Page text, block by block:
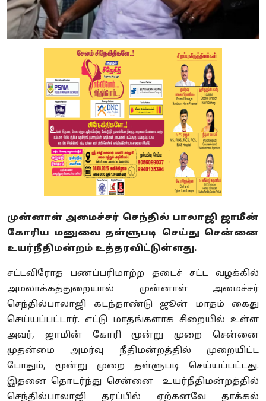
முன்னாள் அமைச்சர் செந்தில் பாலாஜி ஜாமீன்
கோரிய மனுவை தள்ளுபடி செய்து சென்னை
உயர்நீதிமன்றம் உத்தரவிட்டுள்ளது.
சட்டவிரோத பணப்பரிமாற்ற தடைச் சட்ட வழக்கில்
அமலாக்கத்துறையால் முன்னாள் அமைச்சர்
செந்தில்பாலாஜி கடந்தாண்டு ஜூன் மாதம் கைது
செய்யப்பட்டார். எட்டு மாதங்களாக சிறையில் உள்ள
அவர், ஜாமின் கோரி மூன்று முறை சென்னை
முதன்மை அமர்வு நீதிமன்றத்தில் முறையிட்ட
போதும், மூன்று முறை தள்ளுபடி செய்யப்பட்டது.
இதனை தொடர்ந்து சென்னை உயர்நீதிமன்றத்தில்
செந்தில்பாலாஜி தரப்பில் ஏற்கனவே தாக்கல்